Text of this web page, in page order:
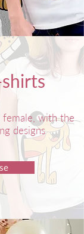
female, with the
designs